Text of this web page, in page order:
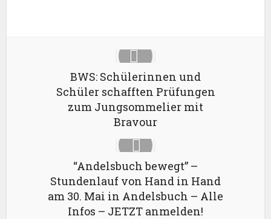
BWS: Schülerinnen und
Schüler schafften Prüfungen
zum Jungsommelier mit
Bravour
“Andelsbuch bewegt” –
Stundenlauf von Hand in Hand
am 30. Mai in Andelsbuch – Alle
Infos – JETZT anmelden!